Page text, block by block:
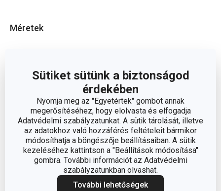
Sütiket sütünk a biztonságod
érdekében
Nyomja meg az "Egyetértek" gombot annak
megerősítéséhez, hogy elolvasta és elfogadja
Adatvédelmi szabályzatunkat. A sütik tárolását, illetve
az adatokhoz való hozzáférés feltételeit bármikor
módosíthatja a böngészője beállításaiban. A sütik
kezeléséhez kattintson a "Beállítások módosítása"
gombra. További információt az Adatvédelmi
szabályzatunkban olvashat.
További lehetőségek
Méretek
A TERMÉK SZÉLESSÉGE (CM) 11.9
A TERMÉK HOSSZA (CM)
Egyéb paraméterek